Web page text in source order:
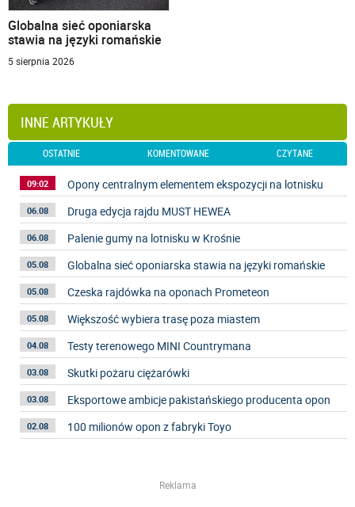
Globalna sieć oponiarska
stawia na języki romańskie
5 sierpnia 2026
INNE ARTYKUŁY
OSTATNIE KOMENTOWANE CZYTANE
09:02 Opony centralnym elementem ekspozycji na lotnisku
06.08 Druga edycja rajdu MUST HEWEA
06.08 Palenie gumy na lotnisku w Krośnie
05.08 Globalna sieć oponiarska stawia na języki romańskie
05.08 Czeska rajdówka na oponach Prometeon
05.08 Większość wybiera trasę poza miastem
04.08 Testy terenowego MINI Countrymana
03.08 Skutki pożaru ciężarówki
03.08 Eksportowe ambicje pakistańskiego producenta opon
02.08 100 milionów opon z fabryki Toyo
Reklama